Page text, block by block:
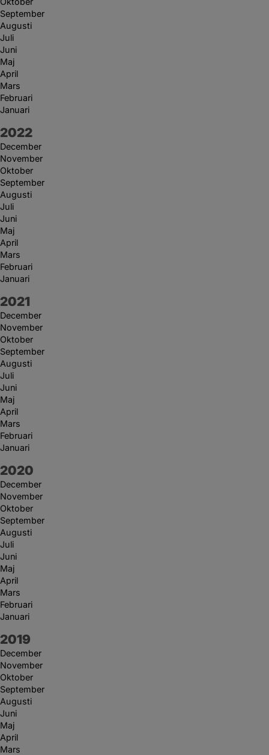
September
Augusti
Juli
Juni
Maj
April
Mars
Februari
Januari
År:
2022
December
November
Oktober
September
Augusti
Juli
Juni
Maj
April
Mars
Februari
Januari
År:
2021
December
November
Oktober
September
Augusti
Juli
Juni
Maj
April
Mars
Februari
Januari
År:
2020
December
November
Oktober
September
Augusti
Juli
Juni
Maj
April
Mars
Februari
Januari
År:
2019
December
November
Oktober
September
Augusti
Juni
Maj
April
Mars